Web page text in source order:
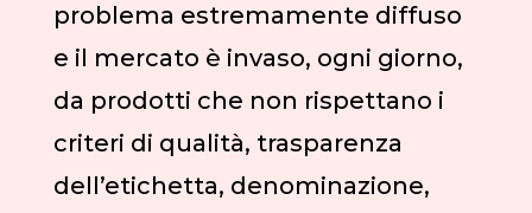
problema estremamente diffuso
e il mercato è invaso, ogni giorno,
da prodotti che non rispettano i
criteri di qualità, trasparenza
dell’etichetta, denominazione,